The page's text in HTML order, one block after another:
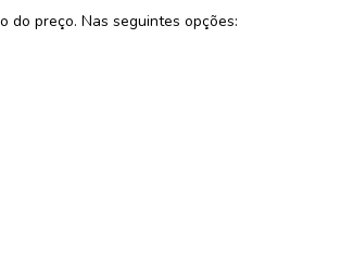
do preço. Nas seguintes opções: